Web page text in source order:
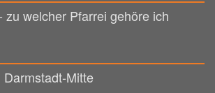
zu welcher Pfarrei gehöre ich
Darmstadt-Mitte